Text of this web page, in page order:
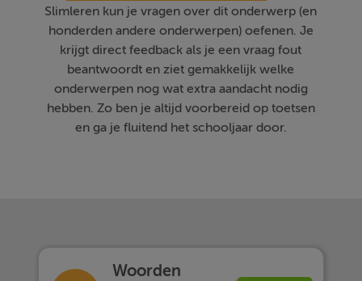
Slimleren kun je vragen over dit onderwerp (en
honderden andere onderwerpen) oefenen. Je
krijgt direct feedback als je een vraag fout
beantwoordt en ziet gemakkelijk welke
onderwerpen nog wat extra aandacht nodig
hebben. Zo ben je altijd voorbereid op toetsen
en ga je fluitend het schooljaar door.
Woorden